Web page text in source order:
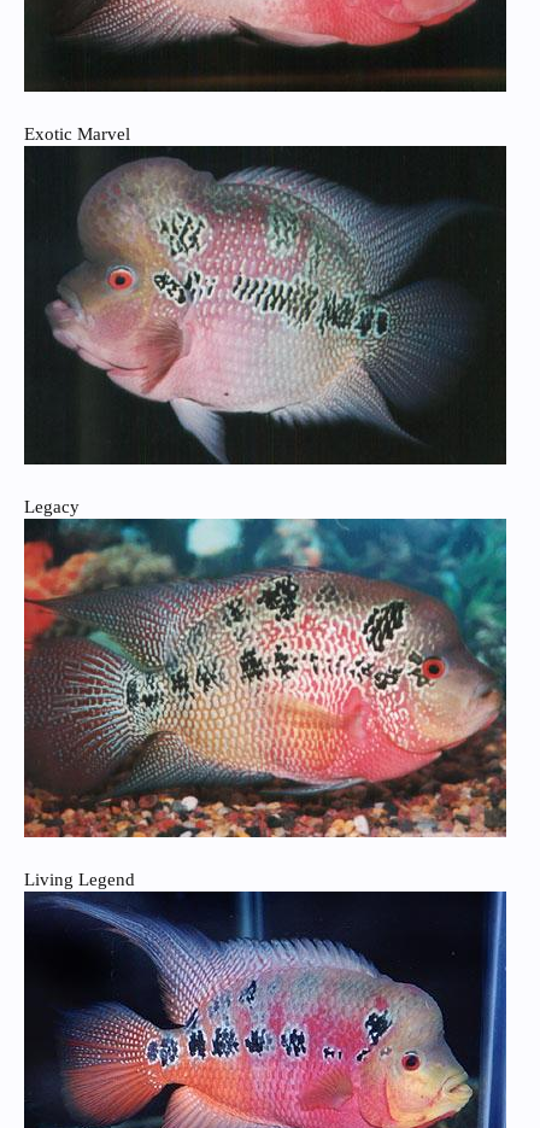
Exotic Marvel
Legacy
Living Legend